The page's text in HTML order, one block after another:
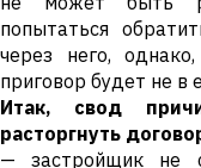
попытаться
через него,
приговор будет не в
Итак, свод
расторгнуть
— застройщик не